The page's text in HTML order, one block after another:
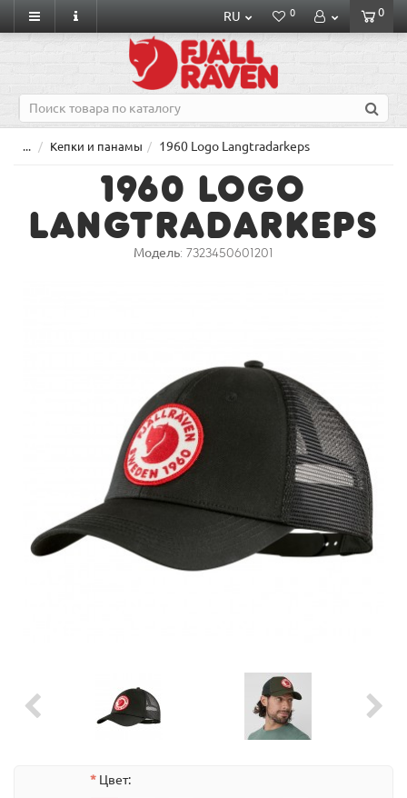
0
RU 0
... Кепки и панамы 1960 Logo Langtradarkeps
1960 Logo
Langtradarkeps
Модель: 7323450601201
Цвет: